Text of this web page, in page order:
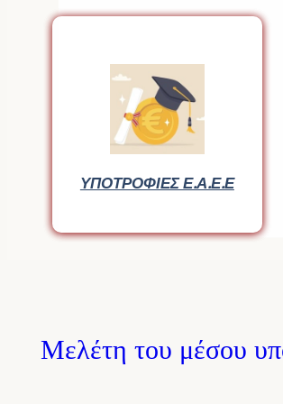
ΥΠΟΤΡΟΦΙΕΣ Ε.Α.Ε.Ε
ΥΠΟΤΡΟΦΙΕΣ Ε.Α.Ε.Ε
Μελέτη του μέσου